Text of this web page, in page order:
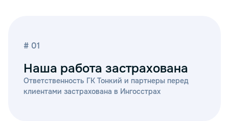
# 01
Наша работа застрахована
Ответственность ГК Тонкий и партнеры перед
клиентами застрахована в Ингосстрах